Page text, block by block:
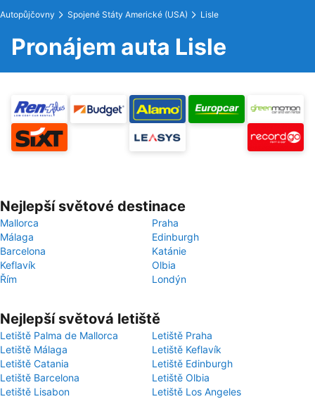
Autopůjčovny Spojené Státy Americké (USA) Lisle
Pronájem auta Lisle
Nejlepší světové destinace
Mallorca
Praha
Málaga
Edinburgh
Barcelona
Katánie
Keflavík
Olbia
Řím
Londýn
Nejlepší světová letiště
Letiště Palma de Mallorca
Letiště Praha
Letiště Málaga
Letiště Keflavík
Letiště Catania
Letiště Edinburgh
Letiště Barcelona
Letiště Olbia
Letiště Lisabon
Letiště Los Angeles